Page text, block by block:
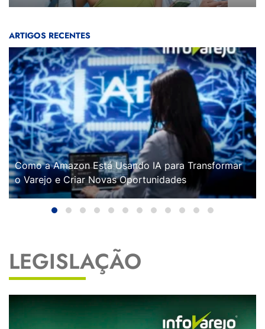
ARTIGOS RECENTES
Como a Amazon Está Usando IA para Transformar
o Varejo e Criar Novas Oportunidades
LEGISLAÇÃO